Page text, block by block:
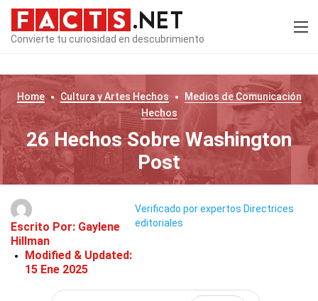
Convierte tu curiosidad en descubrimiento
Home Cultura y Artes Hechos
Medios de Comunicación
Hechos
26 Hechos Sobre Washington
Post
Escrito Por: Gaylene
Hillman
Modified & Updated:
15 Ene 2025
Verificado por expertos Directrices
editoriales